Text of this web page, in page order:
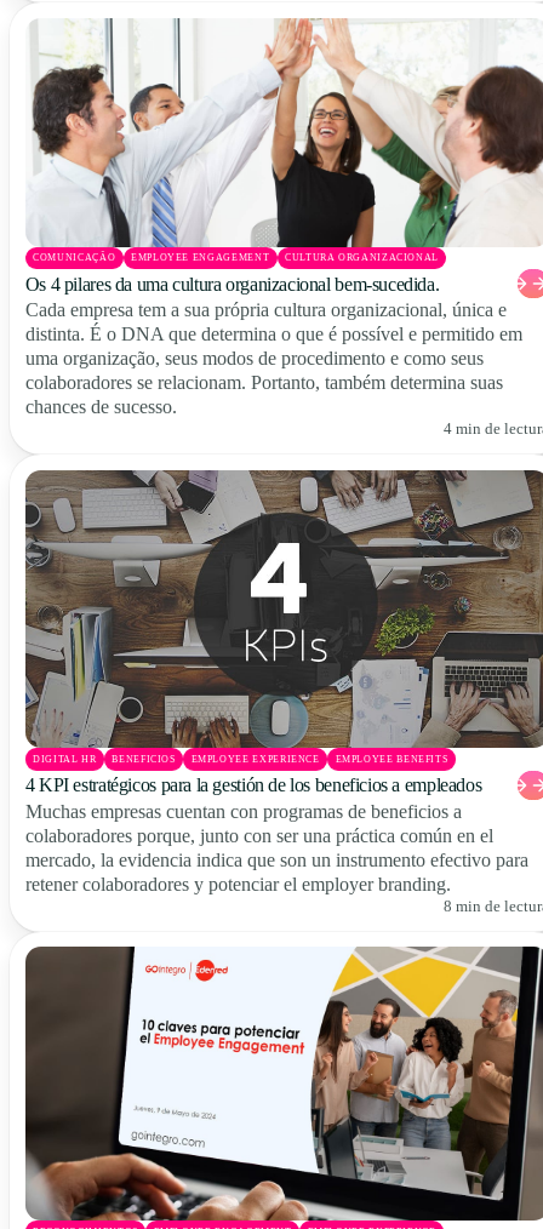
COMUNICAÇÃO EMPLOYEE ENGAGEMENT CULTURA ORGANIZACIONAL
Os 4 pilares da uma cultura organizacional bem-sucedida.
Cada empresa tem a sua própria cultura organizacional, única e
distinta. É o DNA que determina o que é possível e permitido em
uma organização, seus modos de procedimento e como seus
colaboradores se relacionam. Portanto, também determina suas
chances de sucesso.
4 min de
DIGITAL HR BENEFICIOS EMPLOYEE EXPERIENCE EMPLOYEE BENEFITS
4 KPI estratégicos para la gestión de los beneficios a empleados
Muchas empresas cuentan con programas de beneficios a
colaboradores porque, junto con ser una práctica común en el
mercado, la evidencia indica que son un instrumento efectivo para
retener colaboradores y potenciar el employer branding.
8 min de